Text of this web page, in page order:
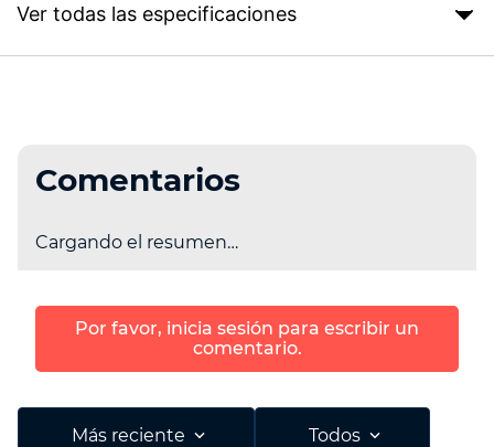
Ver todas las especificaciones
Comentarios
Cargando el resumen…
Por favor, inicia sesión para escribir un
comentario.
Más reciente Todos